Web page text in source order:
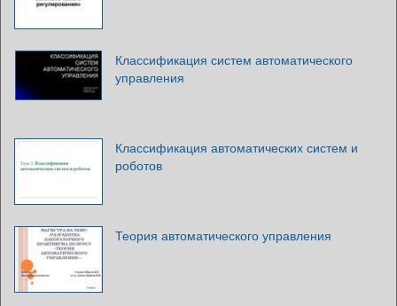
Классификация систем автоматического
управления
Классификация автоматических систем и
роботов
Теория автоматического управления